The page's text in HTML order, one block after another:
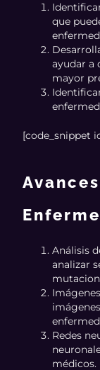
que
ayudar a
mayor
[code_snippet
Análisis
analizar
Redes
médicos.